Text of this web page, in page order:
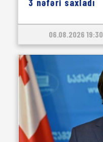
06.08.2026 19:30